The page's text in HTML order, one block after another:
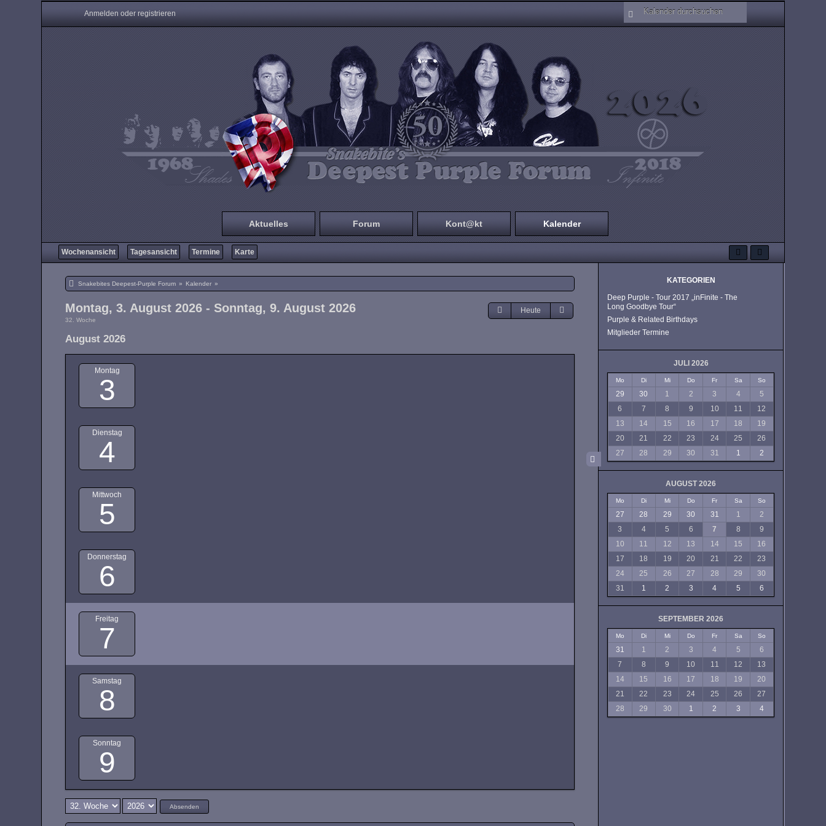
Anmelden oder registrieren
Aktuelles Forum Kont@kt Kalender
Wochenansicht Tagesansicht Termine Karte
Snakebites Deepest-Purple Forum » Kalender »
Montag, 3. August 2026 - Sonntag, 9. August 2026
32. Woche
Heute
August 2026
Montag
3
Dienstag
4
Mittwoch
5
Donnerstag
6
Freitag
7
Samstag
8
Sonntag
9
Absenden
KATEGORIEN
Deep Purple - Tour 2017 „inFinite - The
Long Goodbye Tour“
Purple & Related Birthdays
Mitglieder Termine
JULI 2026
Mo Di Mi Do Fr Sa So
29 30 1 2 3 4
5
6
7 8 9 10 11
12
13
14 15 16 17 18
19
20
21 22 23 24 25
26
27
28 29 30 31 1 2
AUGUST 2026
Mo Di Mi Do Fr Sa So
27 28 29 30 31 1
2
3
4 5 6 7 8
9
10
11 12 13 14 15
16
17
18 19 20 21 22
23
24
25 26 27 28 29
30
31
1 2 3 4 5 6
SEPTEMBER 2026
Mo Di Mi Do Fr Sa So
31 1 2 3 4 5
6
7
8 9 10 11 12
13
14
15 16 17 18 19
20
21
22 23 24 25 26
27
28
29 30 1 2 3 4